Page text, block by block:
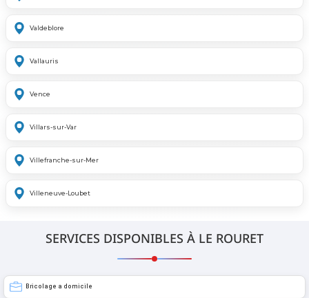
Valdeblore
Vallauris
Vence
Villars-sur-Var
Villefranche-sur-Mer
Villeneuve-Loubet
SERVICES DISPONIBLES À LE ROURET
Bricolage a domicile